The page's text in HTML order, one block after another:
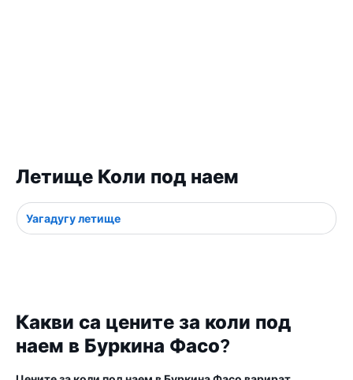
Летище Коли под наем
Уагадугу летище
Какви са цените за коли под
наем в Буркина Фасо?